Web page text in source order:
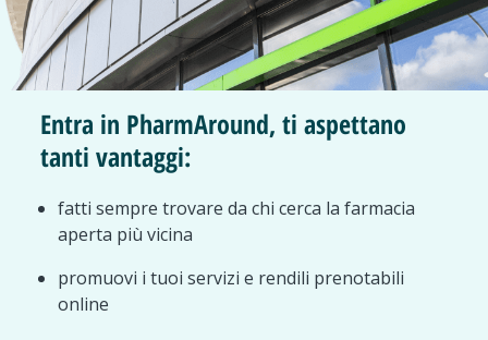
Entra in PharmAround, ti aspettano
tanti vantaggi:
fatti sempre trovare da chi cerca la farmacia
aperta più vicina
promuovi i tuoi servizi e rendili prenotabili
online